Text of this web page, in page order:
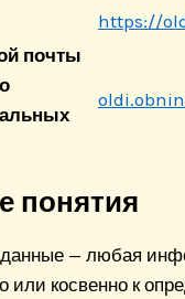
https://
почты
понятия
— любая
или косвенно к